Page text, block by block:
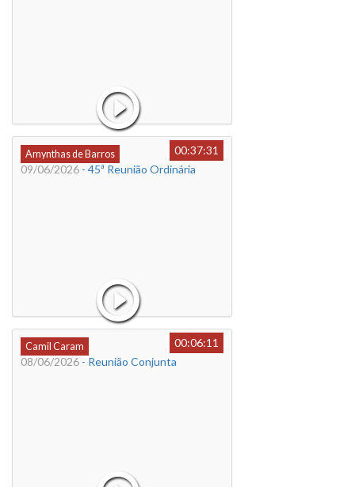
Amynthas de Barros
00:37:31
09/06/2026 - 45ª Reunião Ordinária
Camil Caram
00:06:11
08/06/2026 - Reunião Conjunta